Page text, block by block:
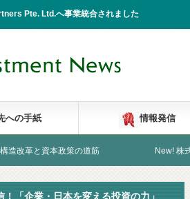
Pte. Ltd.へ事業統合されました
への手紙 情報発信
策の道筋 New! 株式会社ヤギ 第3
「企業・日本を変える投資の力」